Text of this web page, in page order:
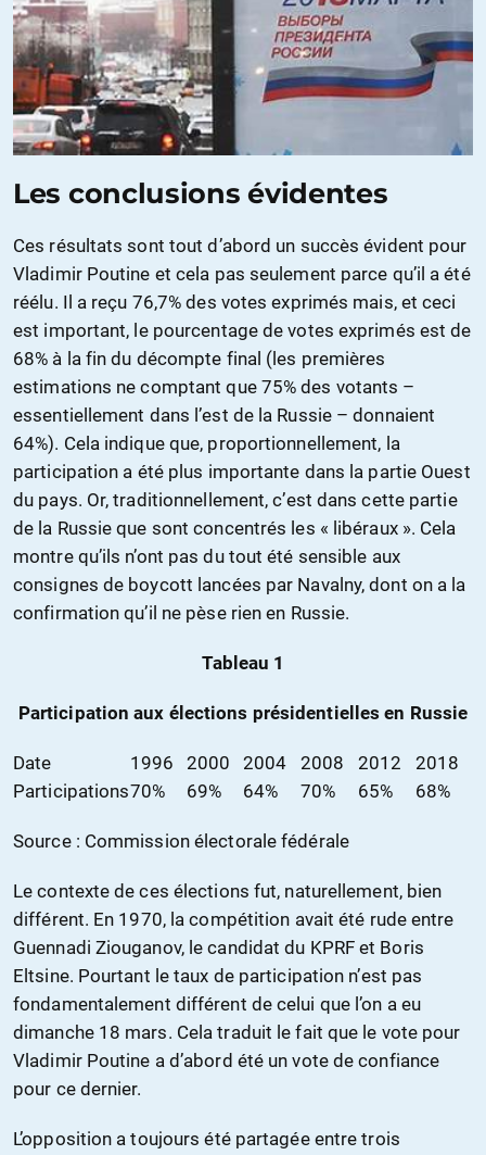
Les conclusions évidentes
Ces résultats sont tout d’abord un succès évident pour
Vladimir Poutine et cela pas seulement parce qu’il a été
réélu. Il a reçu 76,7% des votes exprimés mais, et ceci
est important, le pourcentage de votes exprimés est de
68% à la fin du décompte final (les premières
estimations ne comptant que 75% des votants –
essentiellement dans l’est de la Russie – donnaient
64%). Cela indique que, proportionnellement, la
participation a été plus importante dans la partie Ouest
du pays. Or, traditionnellement, c’est dans cette partie
de la Russie que sont concentrés les « libéraux ». Cela
montre qu’ils n’ont pas du tout été sensible aux
consignes de boycott lancées par Navalny, dont on a la
confirmation qu’il ne pèse rien en Russie.
Tableau 1
Participation aux élections présidentielles en Russie
Date 1996 2000 2004 2008 2012
2018
Participations70% 69% 64% 70% 65% 68%
Source : Commission électorale fédérale
Le contexte de ces élections fut, naturellement, bien
différent. En 1970, la compétition avait été rude entre
Guennadi Ziouganov, le candidat du KPRF et Boris
Eltsine. Pourtant le taux de participation n’est pas
fondamentalement différent de celui que l’on a eu
dimanche 18 mars. Cela traduit le fait que le vote pour
Vladimir Poutine a d’abord été un vote de confiance
pour ce dernier.
L’opposition a toujours été partagée entre trois